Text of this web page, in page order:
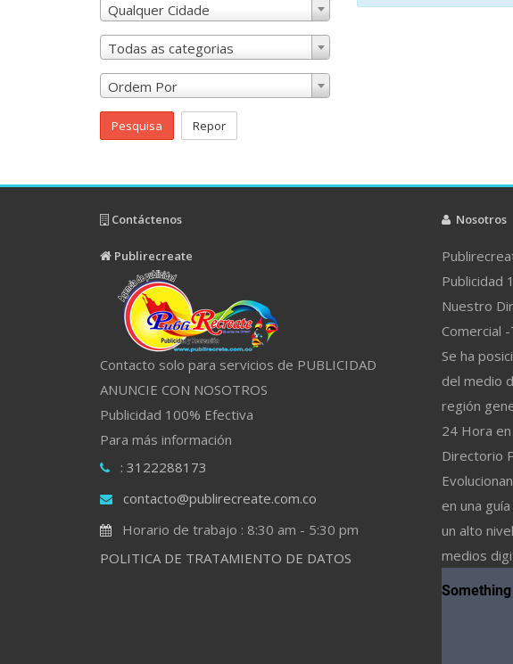
Qualquer Cidade
Todas as categorias
Ordem Por
Pesquisa Repor
Contáctenos
Publirecreate
Contacto solo para servicios de PUBLICIDAD
ANUNCIE CON NOSOTROS
Publicidad 100% Efectiva
Para más información
: 3122288173
contacto@publirecreate.com.co
Horario de trabajo : 8:30 am - 5:30 pm
POLITICA DE TRATAMIENTO DE DATOS
Nosotros
Publicidad
Nuestro
Comercial
Se ha
del medio
región
24 Hora
Directorio
en una
un alto
medios